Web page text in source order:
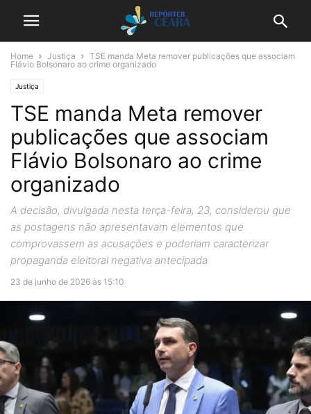
Home Justiça
TSE manda Meta remover publicações que associam
Flávio Bolsonaro ao crime organizado
Justiça
TSE manda Meta remover
publicações que associam
Flávio Bolsonaro ao crime
organizado
A decisão, divulgada nesta terça-feira, 23, considerou que
as postagens não apresentavam elementos que
comprovassem as acusações e poderiam caracterizar
propaganda eleitoral negativa antecipada
23 de junho de 2026 às 15:10